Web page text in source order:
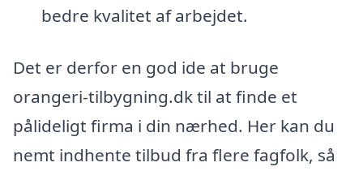
bedre kvalitet af arbejdet.
Det er derfor en god ide at bruge
orangeri-tilbygning.dk til at finde et
pålideligt firma i din nærhed. Her kan du
nemt indhente tilbud fra flere fagfolk, så